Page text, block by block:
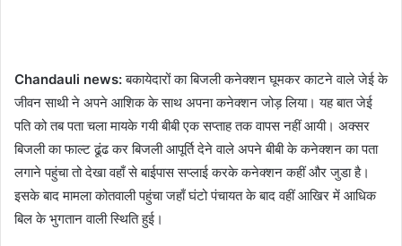
Chandauli news:बकायेदारों का बिजली कनेक्शन घूमकर काटने वाले जेई के
जीवन साथी ने अपने आशिक के साथ अपना कनेक्शन जोड़ लिया। यह बात जेई
पति को तब पता चला मायके गयी बीबी एक सप्ताह तक वापस नहीं आयी। अक्सर
बिजली का फाल्ट ढूंढ कर बिजली आपूर्ति देने वाले अपने बीबी के कनेक्शन का पता
लगाने पहुंचा तो देखा वहाँ से बाईपास सप्लाई करके कनेक्शन कहीं और जुडा है।
इसके बाद मामला कोतवाली पहुंचा जहाँ घंटो पंचायत के बाद वहीं आखिर में आधिक
बिल के भुगतान वाली स्थिति हुई।